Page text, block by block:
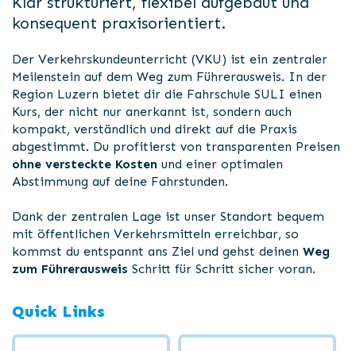
konsequent praxisorientiert.
Der Verkehrskundeunterricht (VKU) ist ein zentraler
Meilenstein auf dem Weg zum Führerausweis. In der
Region Luzern bietet dir die Fahrschule SULI einen
Kurs, der nicht nur anerkannt ist, sondern auch
kompakt, verständlich und direkt auf die Praxis
abgestimmt. Du profitierst von transparenten Preisen
ohne versteckte Kosten und einer optimalen
Abstimmung auf deine Fahrstunden.
Dank der zentralen Lage ist unser Standort bequem
mit öffentlichen Verkehrsmitteln erreichbar, so
kommst du entspannt ans Ziel und gehst deinen Weg
zum Führerausweis Schritt für Schritt sicher voran.
Quick Links